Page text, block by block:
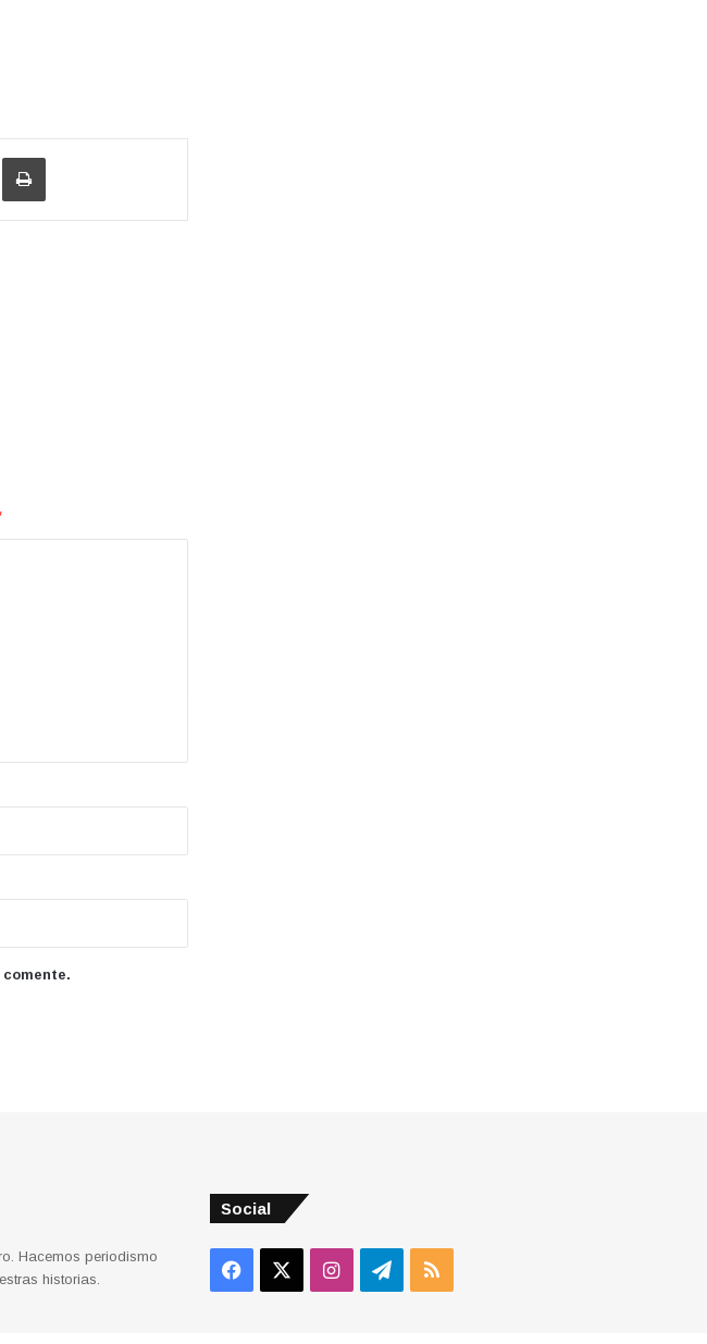
por correo electrónicoImprimir
Hacemos periodismo
historias.
Social
Facebook InstagramTelegram
RSS